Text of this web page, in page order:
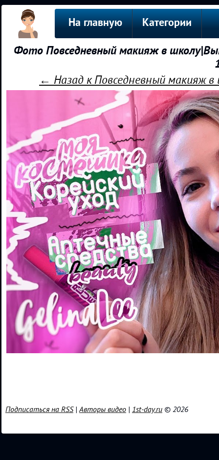
На главную Категории
Фото Повседневный макияж в
← Назад к Повседневный макияж
Подписаться на RSS|Авторы видео | 1st-day.ru © 2026